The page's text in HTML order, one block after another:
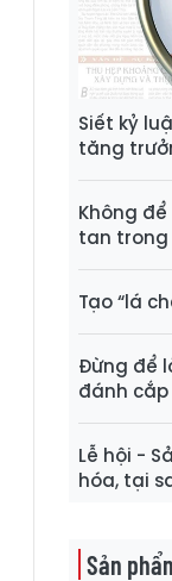
Siết kỷ
tăng
Không
tan trong
Tạo “lá
Đừng để
đánh cắp
Lễ hội -
hóa, tại
Sản